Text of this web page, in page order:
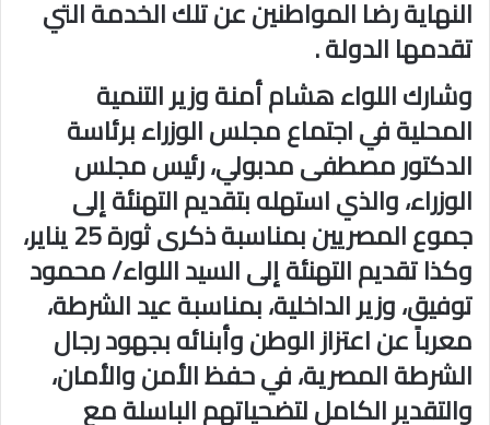
النهاية رضا المواطنين عن تلك الخدمة التي
تقدمها الدولة .
وشارك اللواء هشام أمنة وزير التنمية
المحلية في اجتماع مجلس الوزراء برئاسة
الدكتور مصطفى مدبولي، رئيس مجلس
الوزراء، والذي استهله بتقديم التهنئة إلى
جموع المصريين بمناسبة ذكرى ثورة 25 يناير،
وكذا تقديم التهنئة إلى السيد اللواء/ محمود
توفيق، وزير الداخلية، بمناسبة عيد الشرطة،
معرباً عن اعتزاز الوطن وأبنائه بجهود رجال
الشرطة المصرية، في حفظ الأمن والأمان،
والتقدير الكامل لتضحياتهم الباسلة مع